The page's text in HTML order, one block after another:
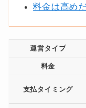
料金は高め
運営タイプ
料金
支払タイミング